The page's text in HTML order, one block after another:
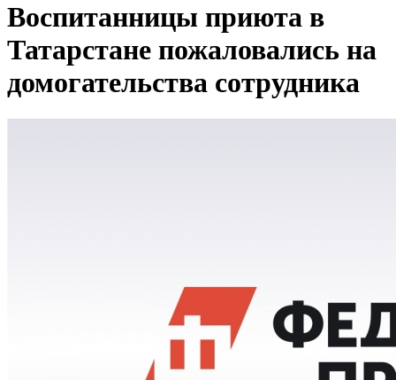
Воспитанницы приюта в
Татарстане пожаловались на
домогательства сотрудника